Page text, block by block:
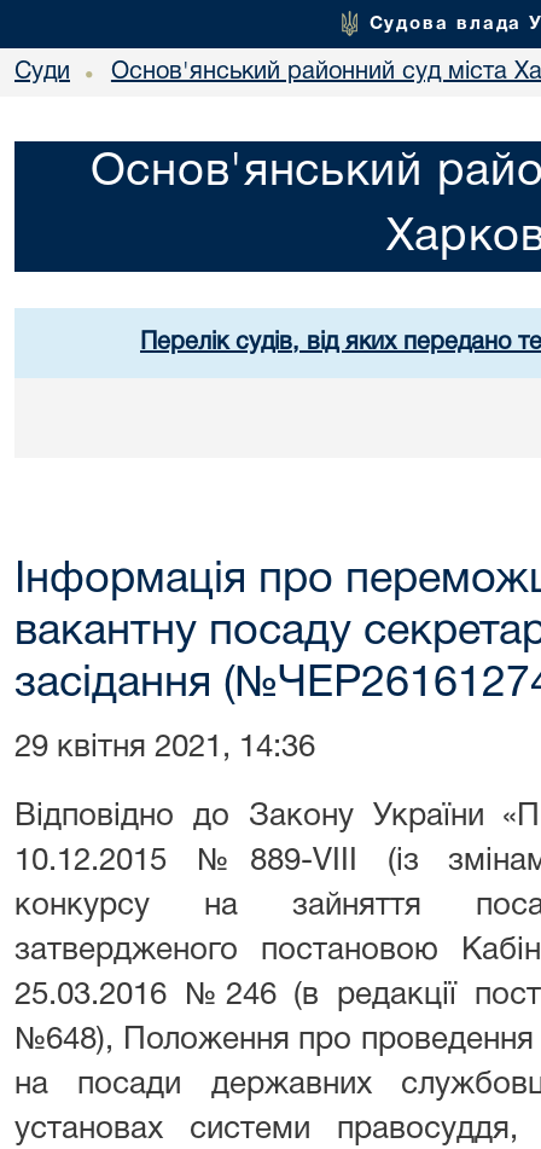
Судова влада
Суди • Основ'янський районний суд міста
Основ'янський
Перелік судів, від яких передано
Інформація про
вакантну посаду
засідання
29 квітня 2021, 14:36
Відповідно до Закону України
10.12.2015 №889-VIII (із
конкурсу на зайняття
затвердженого постановою
25.03.2016 №246 (в редакції
№648), Положення про проведення
на посади державних
установах системи